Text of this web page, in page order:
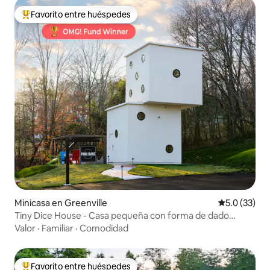
De los mejores en Favorito entre huéspedes
Favorito entre huéspedes
Minicasa en Greenville Calificación
5.0 (33)
Tiny Dice House - Casa pequeña con forma de dado
gigante
Valor · Familiar · Comodidad
Favorito entre huéspedes